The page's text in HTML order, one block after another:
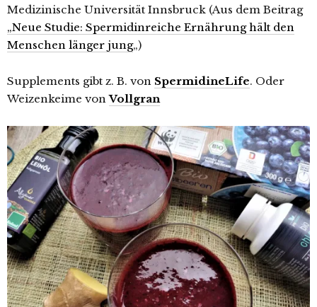
Medizinische Universität Innsbruck (Aus dem Beitrag
„Neue Studie: Spermidinreiche Ernährung hält den
Menschen länger jung„)
Supplements gibt z. B. von SpermidineLife. Oder
Weizenkeime vonVollgran